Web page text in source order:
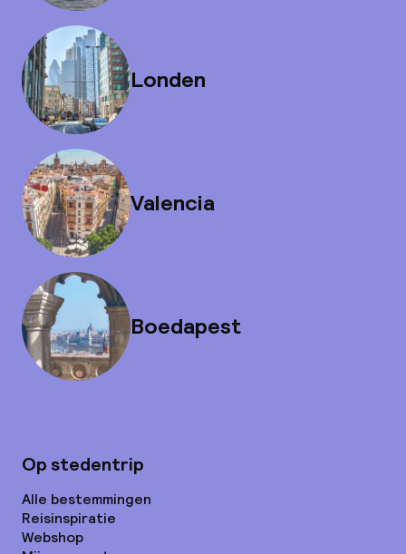
Londen
Valencia
Boedapest
Op stedentrip
Alle bestemmingen
Reisinspiratie
Webshop